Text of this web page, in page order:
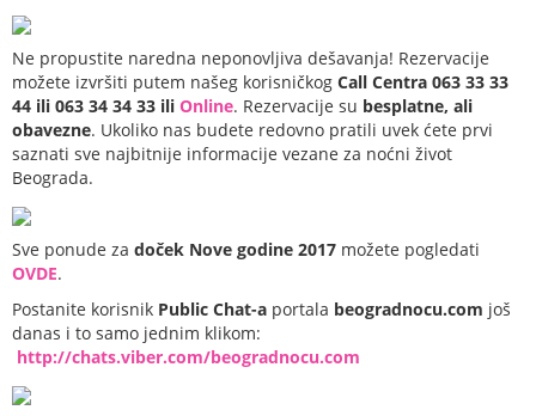
Ne propustite naredna neponovljiva dešavanja! Rezervacije
možete izvršiti putem našeg korisničkog Call Centra 063 33 33
44 ili 063 34 34 33 ili Online. Rezervacije su besplatne, ali
obavezne. Ukoliko nas budete redovno pratili uvek ćete prvi
saznati sve najbitnije informacije vezane za noćni život
Beograda.
Sve ponude za doček Nove godine 2017 možete pogledati
OVDE.
Postanite korisnik Public Chat-a portala beogradnocu.com još
danas i to samo jednim klikom:
http://chats.viber.com/beogradnocu.com